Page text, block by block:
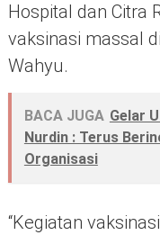
Hospital dan Citra
vaksinasi massal
Wahyu.
BACA JUGA Gelar
Nurdin : Terus
Organisasi
“Kegiatan